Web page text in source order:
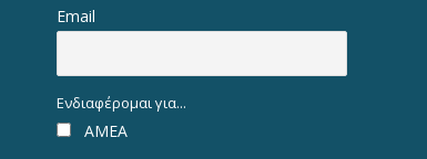
Email
Ενδιαφέρομαι για...
ΑΜΕΑ